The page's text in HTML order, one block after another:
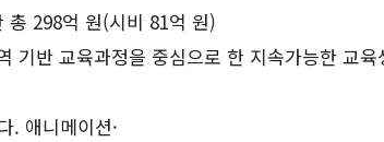
총 298억 원(시비 81억 원)
기반 교육과정을 중심으로 한 지속가능한 교
. 애니메이션·